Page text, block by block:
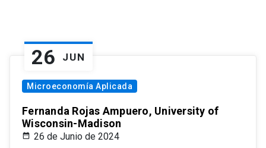
26 JUN
Microeconomía Aplicada
Fernanda Rojas Ampuero, University of
Wisconsin-Madison
26 de Junio de 2024